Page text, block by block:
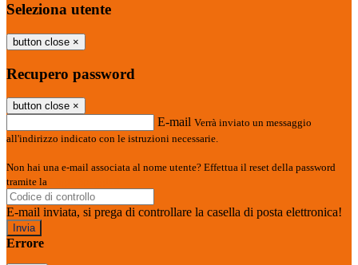
Seleziona utente
button close ×
Recupero password
button close ×
E-mail Verrà inviato un messaggio
all'indirizzo indicato con le istruzioni necessarie.
Non hai una e-mail associata al nome utente? Effettua il reset della password
tramite la
E-mail inviata, si prega di controllare la casella di posta elettronica!
Errore